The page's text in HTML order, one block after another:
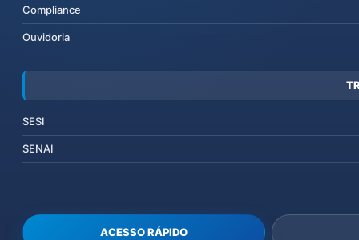
Compliance
Ouvidoria
SESI
SENAI
ACESSO RÁPIDO